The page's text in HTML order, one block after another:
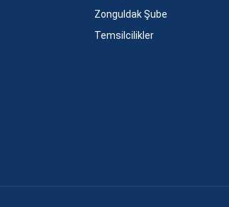
Zonguldak Şube
Temsilcilikler